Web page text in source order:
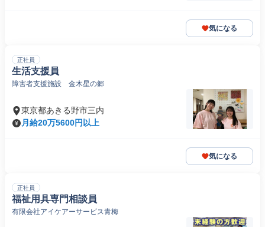
気になる
正社員
生活支援員
障害者支援施設 金木星の郷
東京都あきる野市三内
月給20万5600円以上
気になる
正社員
福祉用具専門相談員
有限会社アイケアーサービス青梅